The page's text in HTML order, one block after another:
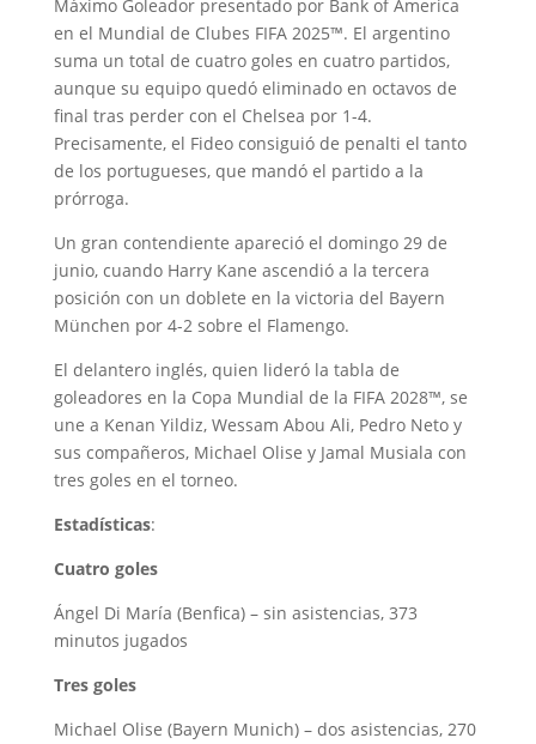
Máximo Goleador presentado por Bank of America
en el Mundial de Clubes FIFA 2025™. El argentino
suma un total de cuatro goles en cuatro partidos,
aunque su equipo quedó eliminado en octavos de
final tras perder con el Chelsea por 1-4.
Precisamente, el Fideo consiguió de penalti el tanto
de los portugueses, que mandó el partido a la
prórroga.
Un gran contendiente apareció el domingo 29 de
junio, cuando Harry Kane ascendió a la tercera
posición con un doblete en la victoria del Bayern
München por 4-2 sobre el Flamengo.
El delantero inglés, quien lideró la tabla de
goleadores en la Copa Mundial de la FIFA 2028™, se
une a Kenan Yildiz, Wessam Abou Ali, Pedro Neto y
sus compañeros, Michael Olise y Jamal Musiala con
tres goles en el torneo.
Estadísticas:
Cuatro goles
Ángel Di María (Benfica) – sin asistencias, 373
minutos jugados
Tres goles
Michael Olise (Bayern Munich) – dos asistencias, 270